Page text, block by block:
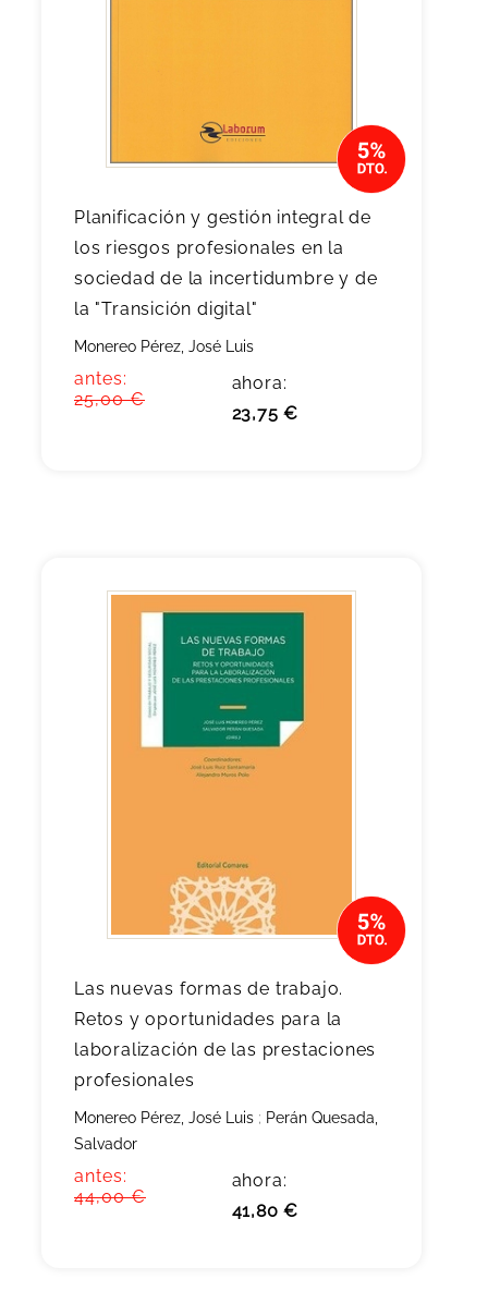
Planificación y gestión integral de
los riesgos profesionales en la
sociedad de la incertidumbre y de
la "Transición digital"
Monereo Pérez, José Luis
antes:
25,00 €
ahora:
23,75 €
Las nuevas formas de trabajo.
Retos y oportunidades para la
laboralización de las prestaciones
profesionales
Monereo Pérez, José Luis ; Perán Quesada,
Salvador
antes:
44,00 €
ahora:
41,80 €